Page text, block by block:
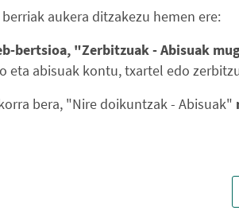
aukera ditzakezu hemen ere:
bertsioa, "Zerbitzuak - Abisuak
eta abisuak kontu, txartel edo
bera, "Nire doikuntzak - Abisuak"